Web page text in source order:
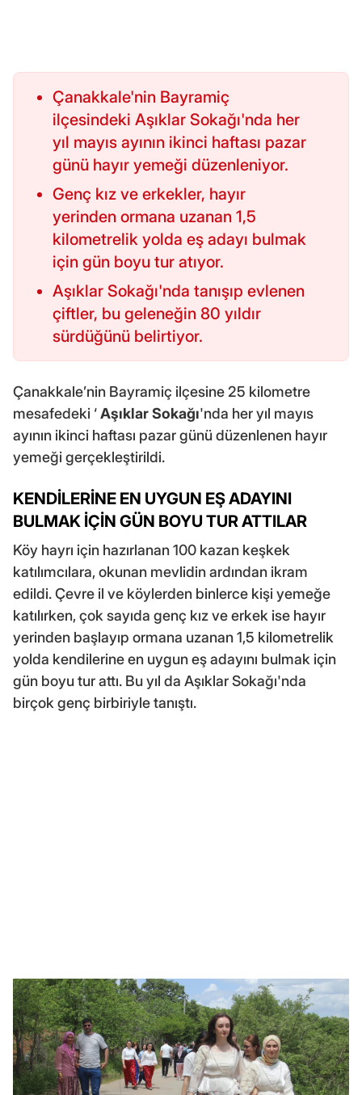
Çanakkale'nin Bayramiç
ilçesindeki Aşıklar Sokağı'nda her
yıl mayıs ayının ikinci haftası pazar
günü hayır yemeği düzenleniyor.
Genç kız ve erkekler, hayır
yerinden ormana uzanan 1,5
kilometrelik yolda eş adayı bulmak
için gün boyu tur atıyor.
Aşıklar Sokağı'nda tanışıp evlenen
çiftler, bu geleneğin 80 yıldır
sürdüğünü belirtiyor.
Çanakkale’nin Bayramiç ilçesine 25 kilometre
mesafedeki ‘Aşıklar Sokağı'nda her yıl mayıs
ayının ikinci haftası pazar günü düzenlenen hayır
yemeği gerçekleştirildi.
KENDİLERİNE EN UYGUN EŞ ADAYINI
BULMAK İÇİN GÜN BOYU TUR ATTILAR
Köy hayrı için hazırlanan 100 kazan keşkek
katılımcılara, okunan mevlidin ardından ikram
edildi. Çevre il ve köylerden binlerce kişi yemeğe
katılırken, çok sayıda genç kız ve erkek ise hayır
yerinden başlayıp ormana uzanan 1,5 kilometrelik
yolda kendilerine en uygun eş adayını bulmak için
gün boyu tur attı. Bu yıl da Aşıklar Sokağı'nda
birçok genç birbiriyle tanıştı.